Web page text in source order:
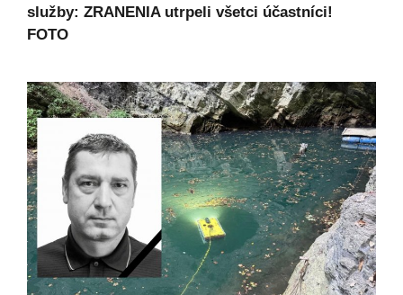
služby: ZRANENIA utrpeli všetci účastníci!
FOTO